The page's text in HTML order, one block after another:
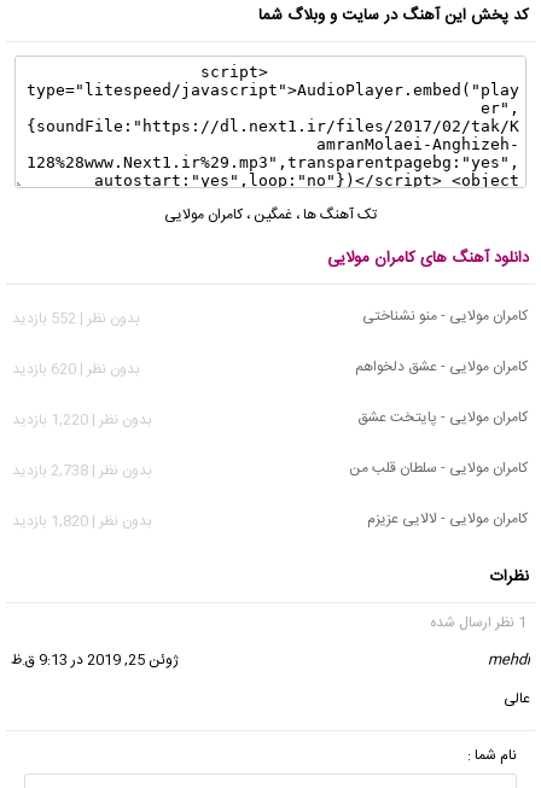
کد پخش این آهنگ در سایت و وبلاگ شما
تک آهنگ ها، غمگین ،کامران مولایی
دانلود آهنگ های کامران مولایی
کامران مولایی - منو نشناختی
بدون نظر | 552 بازدید
کامران مولایی - عشق دلخواهم
بدون نظر | 620 بازدید
کامران مولایی - پایتخت عشق
بدون نظر | 1,220 بازدید
کامران مولایی - سلطان قلب من
بدون نظر | 2,738 بازدید
کامران مولایی - لالایی عزیزم
بدون نظر | 1,820 بازدید
نظرات
1 نظر ارسال شده
mehdi
ژوئن 25, 2019 در 9:13 ق.ظ
عالی
نام شما :